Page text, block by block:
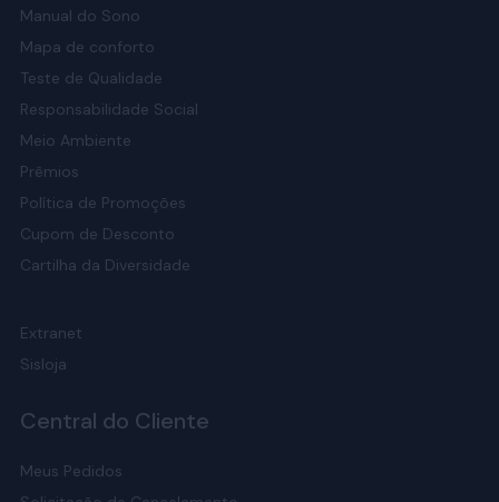
Manual do Sono
Mapa de conforto
Teste de Qualidade
Responsabilidade Social
Meio Ambiente
Prêmios
Política de Promoções
Cupom de Desconto
Cartilha da Diversidade
Extranet
Sisloja
Central do Cliente
Meus Pedidos